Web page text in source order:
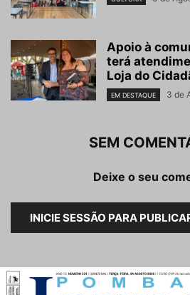
Apoio à
terá
Loja do
EM DESTAQUE 3 de
SEM
Deixe o seu
INICIE SESSÃO PARA